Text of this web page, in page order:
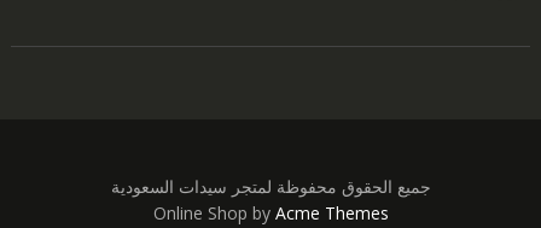
جميع الحقوق محفوظة لمتجر سيدات السعودية
Online Shop by Acme Themes